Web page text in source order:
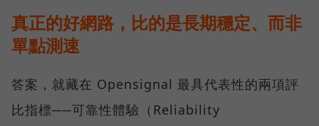
真正的好網路，比的是長期穩定、而非
單點測速
答案，就藏在 Opensignal 最具代表性的兩項評
比指標──可靠性體驗（Reliability